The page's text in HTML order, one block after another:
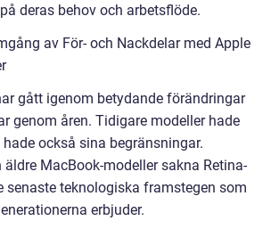
deras behov och arbetsflöde.
av För- och Nackdelar med Apple
gått igenom betydande förändringar
genom åren. Tidigare modeller hade
också sina begränsningar.
äldre MacBook-modeller sakna Retina-
senaste teknologiska framstegen som
erbjuder.